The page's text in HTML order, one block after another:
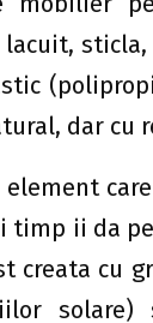
dar cu
element
timp ii da
creata cu